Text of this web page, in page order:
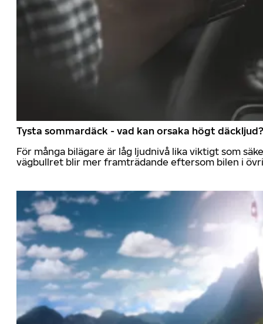
Tysta sommardäck - vad kan orsaka högt däckljud?
För många bilägare är låg ljudnivå lika viktigt som
vägbullret blir mer framträdande eftersom bilen i